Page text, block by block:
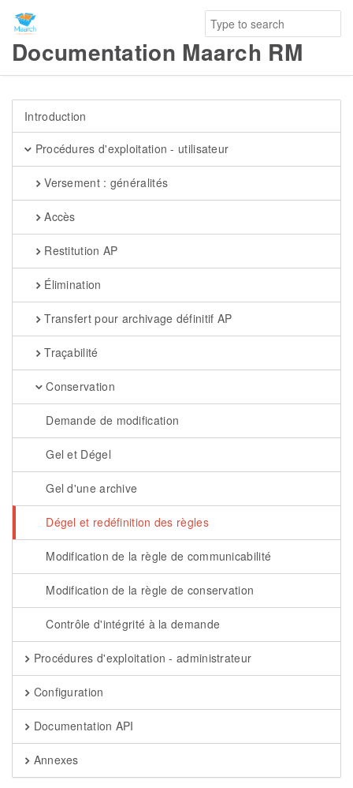
Documentation Maarch RM
Introduction
Procédures d'exploitation - utilisateur
Versement : généralités
Accès
Restitution AP
Élimination
Transfert pour archivage définitif AP
Traçabilité
Conservation
Demande de modification
Gel et Dégel
Gel d'une archive
Dégel et redéfinition des règles
Modification de la règle de communicabilité
Modification de la règle de conservation
Contrôle d'intégrité à la demande
Procédures d'exploitation - administrateur
Configuration
Documentation API
Annexes